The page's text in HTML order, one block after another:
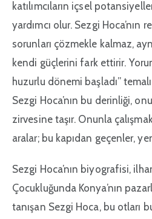
katılımcıların içsel
yardımcı olur. Sezgi Hoca’nın
sorunları çözmekle kalmaz,
kendi güçlerini fark ettirir.
huzurlu dönemi başladı”
Sezgi Hoca’nın bu derinliği,
zirvesine taşır. Onunla
aralar; bu kapıdan geçenler,
Sezgi Hoca’nın biyografisi,
Çocukluğunda Konya’nın
tanışan Sezgi Hoca, bu otları